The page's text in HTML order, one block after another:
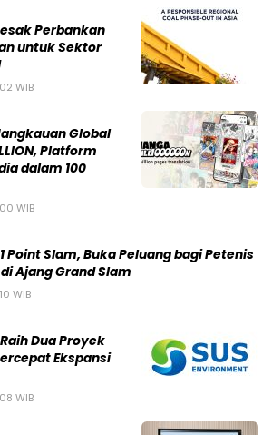
Perbankan
untuk Sektor
WIB
Global
Platform
dalam 100
WIB
Point Slam, Buka Peluang bagi Petenis
Ajang Grand Slam
WIB
Raih Dua Proyek
Ekspansi
WIB